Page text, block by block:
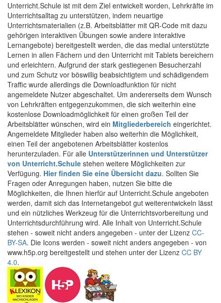
Unterricht.Schule ist mit dem Ziel entwickelt worden, Lehrkräfte im
Unterrichtsalltag zu unterstützen, indem neuartige
Unterrichtsmaterialien (z.B. Arbeitsblätter mit QR-Code mit dazu
gehörigen interaktiven Übungen sowie andere interaktive
Lernangebote) bereitgestellt werden, die das medial unterstützte
Lernen in allen Fächern und den Unterricht mit Tablets bereichern
und erleichtern. Aufgrund der stark gestiegenen Besucherzahl
und zum Schutz vor böswillig beabsichtigtem und schädigendem
Traffic wurde allerdings die Downloadfunktion für nicht
angemeldete Nutzer abgeschaltet. Um andererseits dem Wunsch
von Lehrkräften entgegenzukommen, die sich weiterhin eine
kostenlose Downloadmöglichkeit für einen großen Teil der
Arbeitsblätter wünschen, wird ein Mitgliederbereich eingerichtet.
Angemeldete Mitglieder haben also weiterhin die Möglichkeit,
einen Teil der angebotenen Arbeitsblätter kostenlos
herunterzuladen. Für alle Unterstützerinnen und Unterstützer
von Unterricht.Schule stehen weitere Möglichkeiten zur
Verfügung. Hier finden Sie eine Übersicht dazu. Sollten Sie
Fragen oder Anregungen haben, nutzen Sie bitte die
Möglichkeiten, die Ihnen hierfür auf Unterricht.Schule angeboten
werden, damit sich das Internetangebot gut weiterentwickeln lässt
und ein nützliches Werkzeug für die Unterrichtsvorbereitung und
Unterrichtsdurchführung wird. Alle Inhalt von Unterricht.Schule
stehen - soweit nicht anders angegeben - unter der Lizenz CC-
BY-SA. Die Icons werden - soweit nicht anders angegeben - von
www.h5p.org bereitgestellt und stehen unter der Lizenz CC BY
4.0.